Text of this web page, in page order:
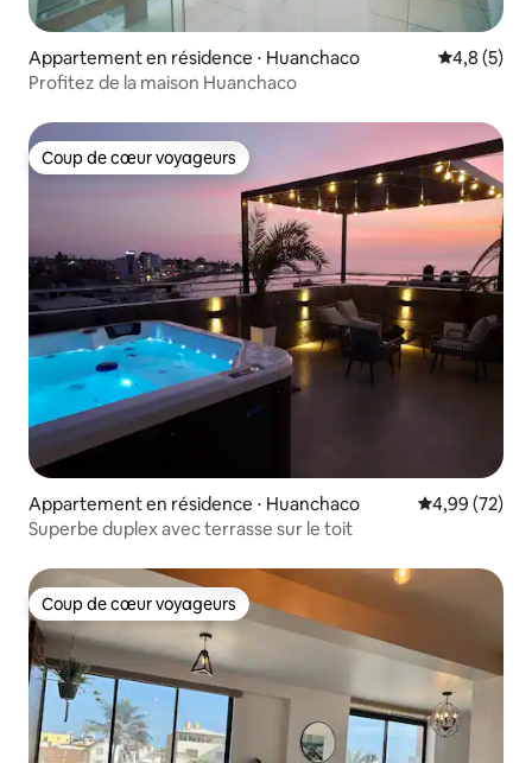
Appartement en résidence ⋅ Huanchaco Évaluation
4,8 (5)
Profitez de la maison Huanchaco
Coup de cœur voyageurs
Coup de cœur voyageurs
Appartement en résidence ⋅ Huanchaco Évaluation
4,99 (72)
Superbe duplex avec terrasse sur le toit
Coup de cœur voyageurs
Coup de cœur voyageurs